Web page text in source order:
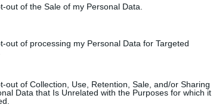
out of the Sale of my Personal Data.
out of processing my Personal Data for Targeted
out of Collection, Use, Retention, Sale, and/or Sharing
Data that Is Unrelated with the Purposes for which it
赛。
达Six Kings
件发表的言论
觉很好。那个星期的条件非常苛刻，但现在